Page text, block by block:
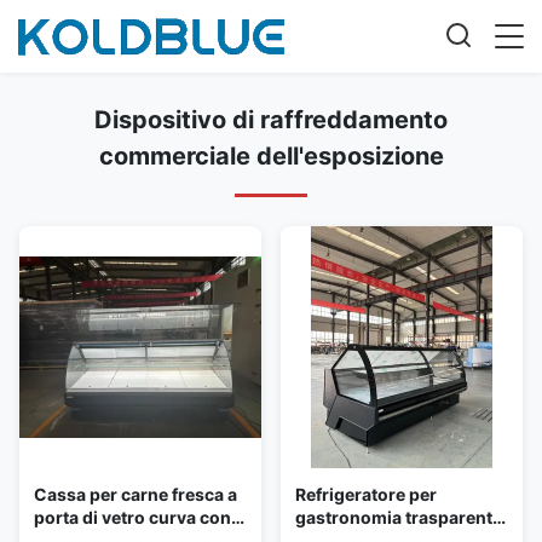
Dispositivo di raffreddamento
commerciale dell'esposizione
Cassa per carne fresca a
porta di vetro curva con
Refrigeratore per
gastronomia trasparente